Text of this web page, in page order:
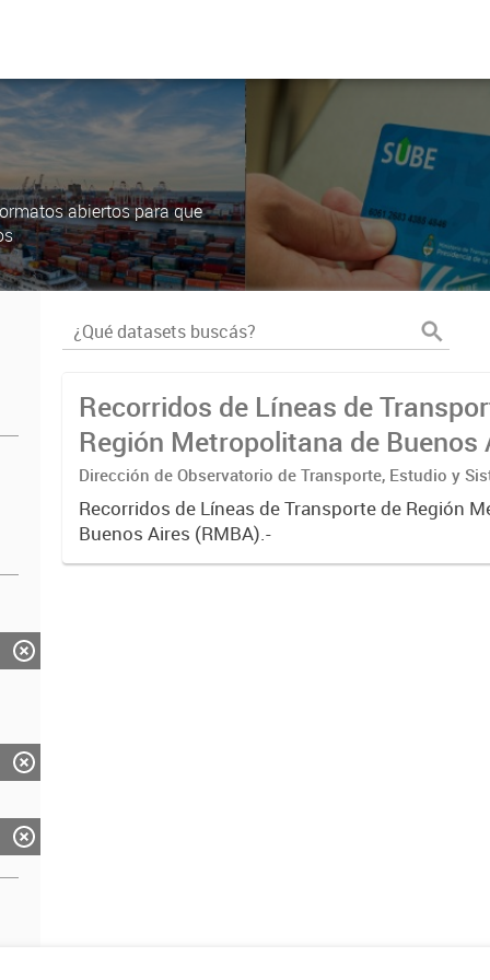
abiertos para que
Recorridos de Líneas de
Región Metropolitana de Buenos
(RMBA)
Dirección de Observatorio de Transporte, Estudio y
Recorridos de Líneas de Transporte de Región
Buenos Aires (RMBA).-